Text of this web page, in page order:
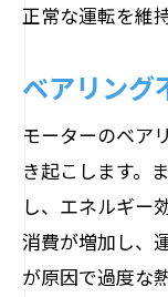
正常な運転を維
ベアリング
モーターのベア
き起こします。
し、エネルギー
消費が増加し、
が原因で過度な